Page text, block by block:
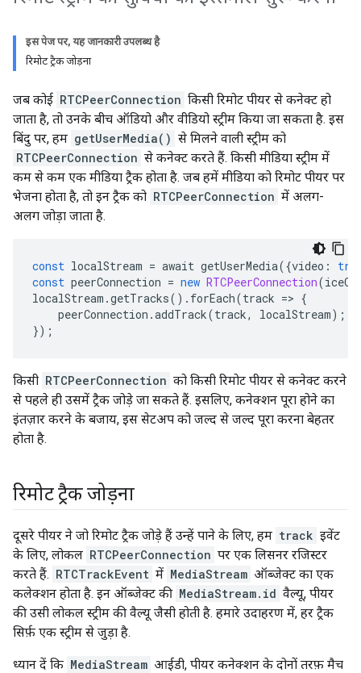
इस पेज पर, यह जानकारी उपलब्ध है
रिमोट ट्रैक जोड़ना
जब कोई RTCPeerConnection किसी रिमोट पीयर से कनेक्ट हो
जाता है, तो उनके बीच ऑडियो और वीडियो स्ट्रीम किया जा सकता है. इस
बिंदु पर, हम getUserMedia() से मिलने वाली स्ट्रीम को
RTCPeerConnection से कनेक्ट करते हैं. किसी मीडिया स्ट्रीम में
कम से कम एक मीडिया ट्रैक होता है. जब हमें मीडिया को रिमोट पीयर पर
भेजना होता है, तो इन ट्रैक को RTCPeerConnection में अलग-
अलग जोड़ा जाता है.
const localStream = await getUserMedia({video :
const peerConnection = new RTCPeerConnection(
localStream .getTracks(). forEach(track => {
peerConnection .addTrack(track, localStream);
});
किसी RTCPeerConnection को किसी रिमोट पीयर से कनेक्ट करने
से पहले ही उसमें ट्रैक जोड़े जा सकते हैं. इसलिए, कनेक्शन पूरा होने का
इंतज़ार करने के बजाय, इस सेटअप को जल्द से जल्द पूरा करना बेहतर
होता है.
रिमोट ट्रैक जोड़ना
दूसरे पीयर ने जो रिमोट ट्रैक जोड़े हैं उन्हें पाने के लिए, हम track इवेंट
के लिए, लोकल RTCPeerConnection पर एक लिसनर रजिस्टर
करते हैं. RTCTrackEvent में MediaStream ऑब्जेक्ट का एक
कलेक्शन होता है. इन ऑब्जेक्ट की MediaStream.id वैल्यू, पीयर
की उसी लोकल स्ट्रीम की वैल्यू जैसी होती है. हमारे उदाहरण में, हर ट्रैक
सिर्फ़ एक स्ट्रीम से जुड़ा है.
ध्यान दें कि MediaStream आईडी, पीयर कनेक्शन के दोनों तरफ़ मैच